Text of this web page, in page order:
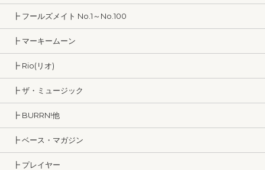
┣ フールズメイト No.1～No.100
┣ マーキームーン
┣ Rio(リオ)
┣ ザ・ミュージック
┣ BURRN!他
┣ ベース・マガジン
┣ プレイヤー